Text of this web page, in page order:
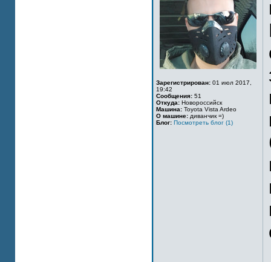
Зарегистрирован: 01 июл 2017,
19:42
Сообщения: 51
Откуда: Новороссийск
Машина: Toyota Vista Ardeo
О машине: диванчик =)
Блог: Посмотреть блог (1)